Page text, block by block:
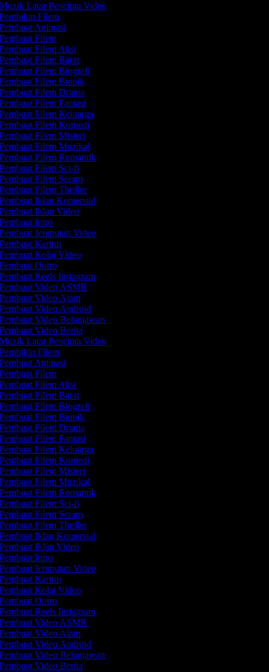
Latar Pencipta Video
Filem
Animasi
Filem
Filem Aksi
Filem Barat
Filem Biografi
Filem Biopik
Filem Drama
Filem Fantasi
Filem Keluarga
Filem Komedi
Filem Misteri
Filem Muzikal
Filem Romantik
Filem Sci-fi
Filem Seram
Filem Thriller
Iklan Komersial
Iklan Video
Intro
Jemputan Video
Kartun
Kolaj Video
Outro
Reels Instagram
Video ASMR
Video Alam
Video Android
Video Belanjawan
Video Berita
Latar Pencipta Video
Filem
Animasi
Filem
Filem Aksi
Filem Barat
Filem Biografi
Filem Biopik
Filem Drama
Filem Fantasi
Filem Keluarga
Filem Komedi
Filem Misteri
Filem Muzikal
Filem Romantik
Filem Sci-fi
Filem Seram
Filem Thriller
Iklan Komersial
Iklan Video
Intro
Jemputan Video
Kartun
Kolaj Video
Outro
Reels Instagram
Video ASMR
Video Alam
Video Android
Video Belanjawan
Video Berita